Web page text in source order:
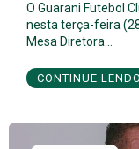
O Guarani Futebol
nesta terça-feira
Mesa Diretora…
CONTINUE